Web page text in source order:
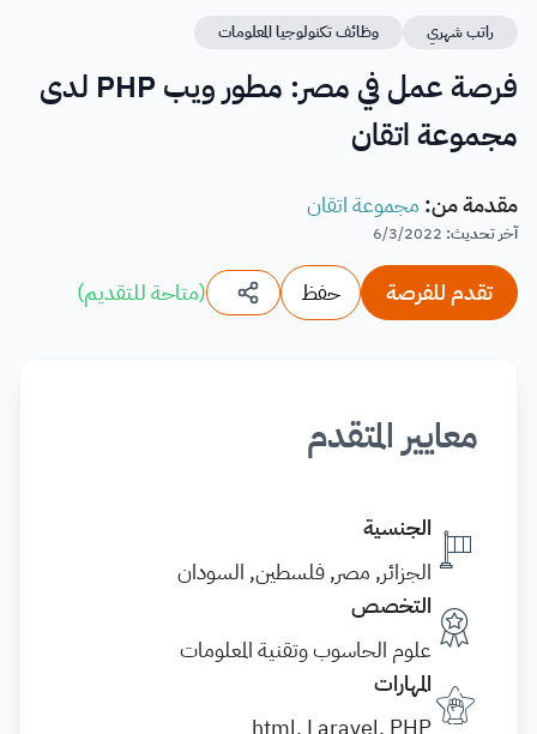
راتب شهري وظائف تكنولوجيا المعلومات
فرصة عمل في مصر: مطور ويب PHP لدى
مجموعة اتقان
مقدمة من: مجموعة اتقان
آخر تحديث:
6/3/2022
تقدم للفرصة حفظ (متاحة للتقديم)
معايير المتقدم
الجنسية
الجزائر, مصر, فلسطين, السودان
التخصص
علوم الحاسوب وتقنية المعلومات
المهارات
html, Laravel, PHP